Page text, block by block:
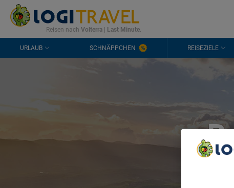
KONTAKT HÄUFIGE FRAGEN 0298 1909 3897
Reisen nach Volterra Last Minute.
URLAUB SCHNÄPPCHEN REISEZIELE